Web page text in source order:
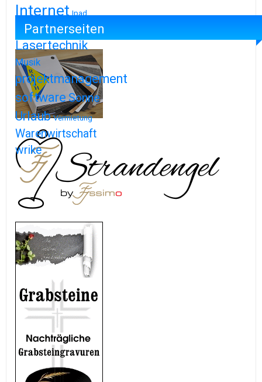
Internet Ipad
Iphone
Lasertechnik
Musik
projektmanagement
softwareSonne
Urlaub Vermietung
Warenwirtschaft
wrike
Partnerseiten